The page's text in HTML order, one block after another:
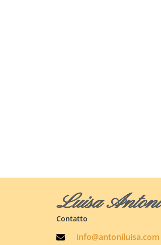
Luisa Antoni
Contatto
info@antoniluisa.com